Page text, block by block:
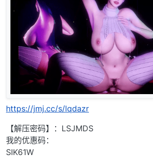
https://jmj.cc/s/lqdazr
【解压密码】：LSJMDS
我的优惠码：
SIK61W